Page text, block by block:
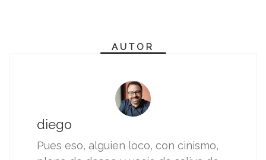
AUTOR
diego
Pues eso, alguien loco, con cinismo,